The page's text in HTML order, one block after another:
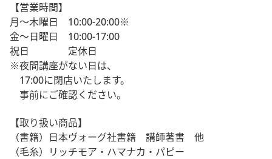
【営業時間】
月～木曜日 10:00-20:00※
金～日曜日 10:00-17:00
祝日 定休日
※夜間講座がない日は、
17:00に閉店いたします。
事前にご確認ください。
【取り扱い商品】
（書籍）日本ヴォーグ社書籍 講師著書 他
（毛糸）リッチモア・ハマナカ・パピー